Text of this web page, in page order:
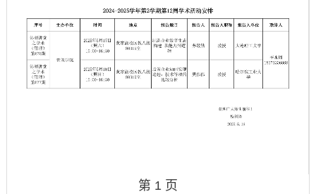
第 1 页